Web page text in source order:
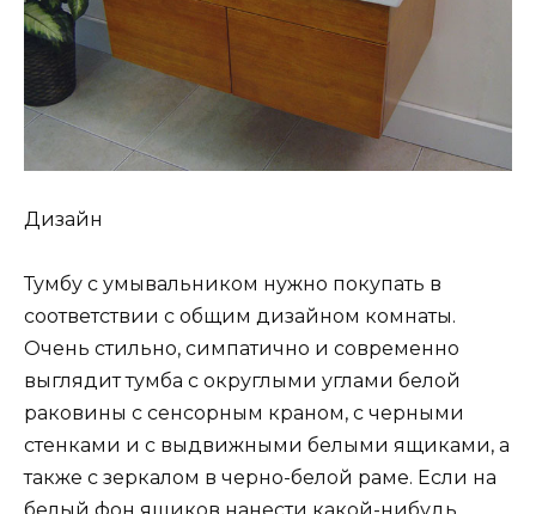
Дизайн
Тумбу с умывальником нужно покупать в
соответствии с общим дизайном комнаты.
Очень стильно, симпатично и современно
выглядит тумба с округлыми углами белой
раковины с сенсорным краном, с черными
стенками и с выдвижными белыми ящиками, а
также с зеркалом в черно-белой раме. Если на